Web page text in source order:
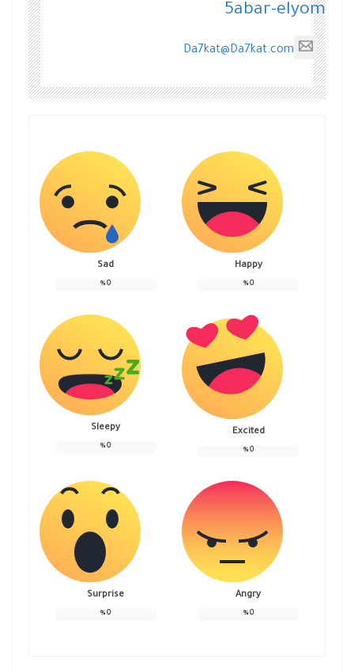
5abar-elyom
Da7kat@Da7kat.com
Happy
0
%
Sad
0
%
Excited
0
%
Sleepy
0
%
Angry
0
%
Surprise
0
%